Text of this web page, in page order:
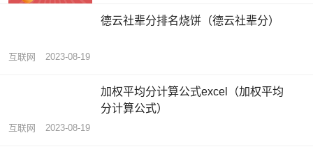
德云社辈分排名烧饼（德云社辈分）
互联网 2023-08-19
加权平均分计算公式excel（加权平均
分计算公式）
互联网 2023-08-19